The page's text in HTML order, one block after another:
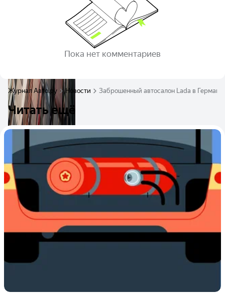
Пока нет комментариев
Журнал Авто.ру Новости Заброшенный автосалон Lada в
Читать ещё